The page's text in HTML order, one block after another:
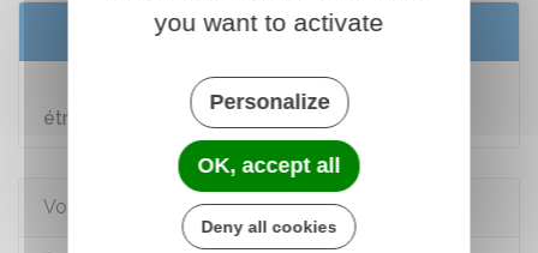
Services en ligne et formulaires
Demander une attestation de Pacs pour un
étranger né à l'étranger
Voir aussi
you want to activate
Personalize
OK, accept all
Deny all cookies